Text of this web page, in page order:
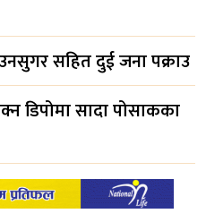
सहित दुई जना पक्राउ
डिपोमा सादा पोसाकका